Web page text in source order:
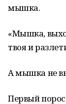
мышка.
«Мышка,
твоя и
А мышка не
Первый